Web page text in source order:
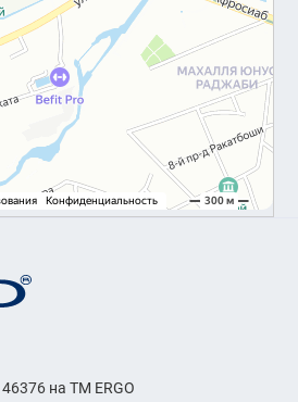
на ТМ ERGO